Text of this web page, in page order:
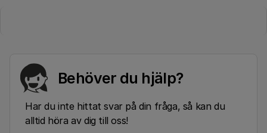
Behöver du hjälp?
Har du inte hittat svar på din fråga, så kan du
alltid höra av dig till oss!